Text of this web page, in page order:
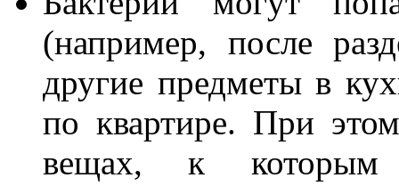
(например, после
другие предметы в
по квартире. При
вещах, к которым